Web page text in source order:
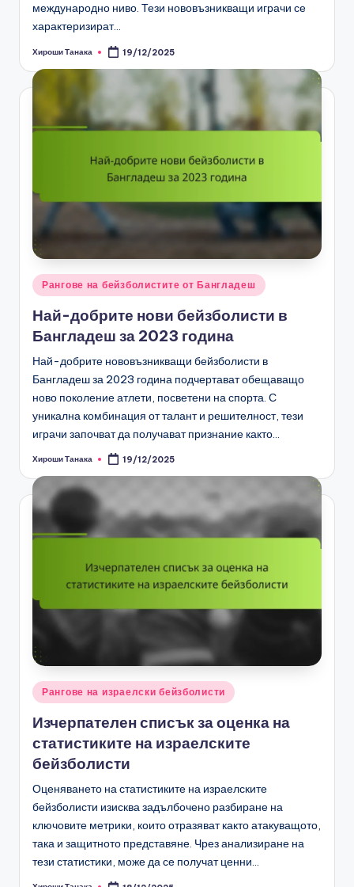
международно ниво. Тези нововъзникващи играчи се
характеризират…
Posted
Хироши Танака 19/12/2025
Posted
in
Рангове на бейзболистите от Бангладеш
Най-добрите нови бейзболисти в
Бангладеш за 2023 година
Най-добрите нововъзникващи бейзболисти в
Бангладеш за 2023 година подчертават обещаващо
ново поколение атлети, посветени на спорта. С
уникална комбинация от талант и решителност, тези
играчи започват да получават признание както…
Posted
Хироши Танака 19/12/2025
Posted
Рангове на израелски бейзболисти
Изчерпателен списък за оценка на
статистиките на израелските
бейзболисти
Оценяването на статистиките на израелските
бейзболисти изисква задълбочено разбиране на
ключовите метрики, които отразяват както атакуващото,
така и защитното представяне. Чрез анализиране на
тези статистики, може да се получат ценни…